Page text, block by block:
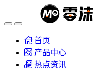
首页
产品中心
热点资讯